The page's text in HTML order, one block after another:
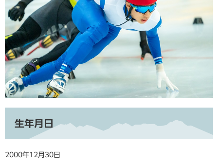
生年月日
2000年12月30日